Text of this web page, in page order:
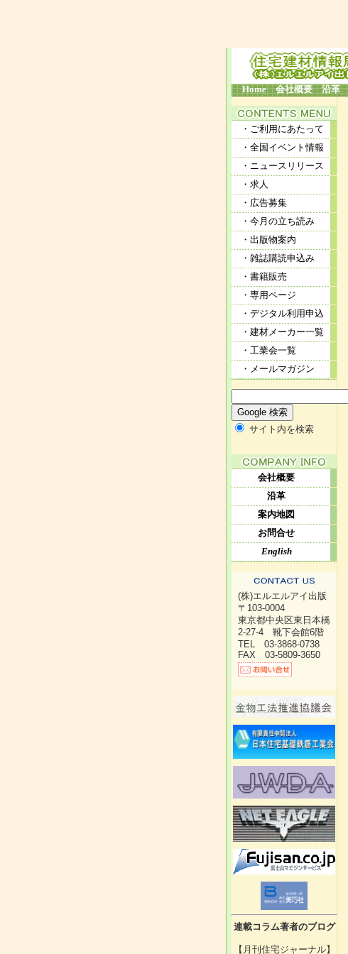
Home 会社概要 沿革
・ご利用にあたって
・全国イベント情報
・ニュースリリース
・求人
・広告募集
・今月の立ち読み
・出版物案内
・雑誌購読申込み
・書籍販売
・専用ページ
・デジタル利用申込
・建材メーカー一覧
・工業会一覧
・メールマガジン
サイト内を検索
会社概要
沿革
案内地図
お問合せ
English
(株)エルエルアイ出版
〒103-0004
東京都中央区東日本橋
2-27-4 靴下会館6階
TEL 03-3868-0738
FAX 03-5809-3650
連載コラム著者のブログ
【月刊住宅ジャーナル】